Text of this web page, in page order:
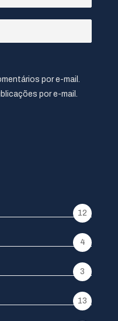
por e-mail.
por e-mail.
12
4
3
13